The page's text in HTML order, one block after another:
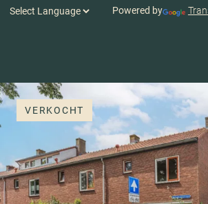
Powered by
VERKOCHT